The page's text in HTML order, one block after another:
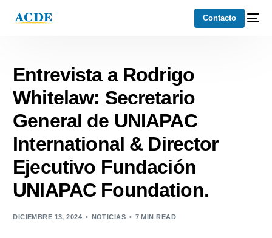
Contacto
Entrevista a Rodrigo
Whitelaw: Secretario
General de UNIAPAC
International & Director
Ejecutivo Fundación
UNIAPAC Foundation.
DICIEMBRE 13, 2024 NOTICIAS 7 MIN READ